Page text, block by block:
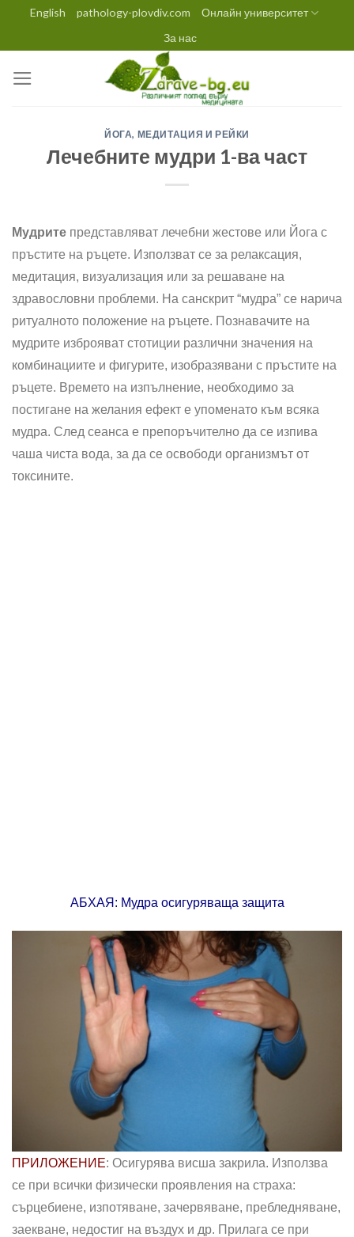
content
English pathology-plovdiv.com
Онлайн университет
За нас
ЙОГА, МЕДИТАЦИЯ И РЕЙКИ
Лечебните мудри 1-ва част
Мудрите представляват лечебни жестове или Йога с
пръстите на ръцете. Използват се за релаксация,
медитация, визуализация или за решаване на
здравословни проблеми. На санскрит “мудра” се нарича
ритуалното положение на ръцете. Познавачите на
мудрите изброяват стотиции различни значения на
комбинациите и фигурите, изобразявани с пръстите на
ръцете. Времето на изпълнение, необходимо за
постигане на желания ефект е упоменато към всяка
мудра. След сеанса е препоръчително да се изпива
чаша чиста вода, за да се освободи организмът от
токсините.
АБХАЯ: Мудра осигуряваща защита
ПРИЛОЖЕНИЕ: Осигурява висша закрила. Използва
се при всички физически проявления на страха:
сърцебиене, изпотяване, зачервяване, пребледняване,
заекване, недостиг на въздух и др. Прилага се при